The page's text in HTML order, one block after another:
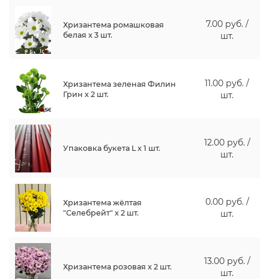
Хризантема ромашковая
белая x 3 шт.
7.00 руб. /
шт.
Хризантема зеленая Филин
Грин x 2 шт.
11.00 руб. /
шт.
Упаковка букета L x 1 шт.
12.00 руб. /
шт.
Хризантема жёлтая
"Селебрейт" x 2 шт.
0.00 руб. /
шт.
Хризантема розовая x 2 шт.
13.00 руб. /
шт.